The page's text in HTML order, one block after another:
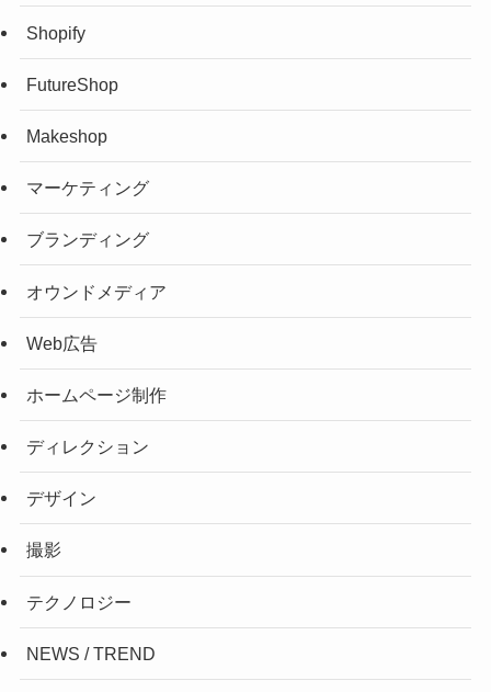
Shopify
FutureShop
Makeshop
マーケティング
ブランディング
オウンドメディア
Web広告
ホームページ制作
ディレクション
デザイン
撮影
テクノロジー
NEWS / TREND